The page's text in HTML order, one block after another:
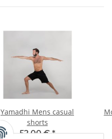
Yamadhi Mens casual
shorts
52,00 €*